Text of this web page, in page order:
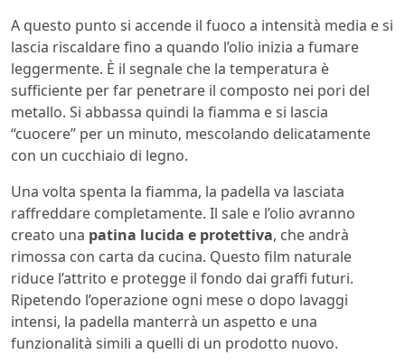
A questo punto si accende il fuoco a intensità media e si
lascia riscaldare fino a quando l’olio inizia a fumare
leggermente. È il segnale che la temperatura è
sufficiente per far penetrare il composto nei pori del
metallo. Si abbassa quindi la fiamma e si lascia
“cuocere” per un minuto, mescolando delicatamente
con un cucchiaio di legno.
Una volta spenta la fiamma, la padella va lasciata
raffreddare completamente. Il sale e l’olio avranno
creato una patina lucida e protettiva, che andrà
rimossa con carta da cucina. Questo film naturale
riduce l’attrito e protegge il fondo dai graffi futuri.
Ripetendo l’operazione ogni mese o dopo lavaggi
intensi, la padella manterrà un aspetto e una
funzionalità simili a quelli di un prodotto nuovo.